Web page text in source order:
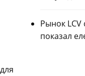
Рынок LCV
показал